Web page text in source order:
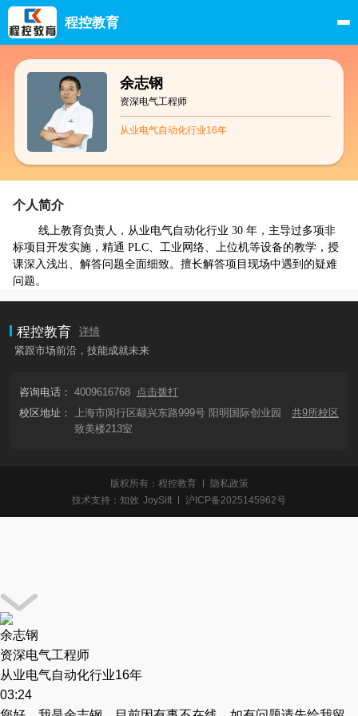
程控教育
余志钢
资深电气工程师
从业电气自动化行业16年
个人简介
线上教育负责人，从业电气自动化行业 30 年，主导过多项非
标项目开发实施，精通 PLC、工业网络、上位机等设备的教学，授
课深入浅出、解答问题全面细致。擅长解答项目现场中遇到的疑难
问题。
程控教育
详情
紧跟市场前沿，技能成就未来
咨询电话： 4009616768 点击拨打
校区地址：
上海市闵行区颛兴东路999号 阳明国际创业园
致美楼213室
共9所校区
版权所有：程控教育
隐私政策
技术支持： 知效 JoySift 沪ICP备2025145962号
余志钢
资深电气工程师
从业电气自动化行业16年
03:24